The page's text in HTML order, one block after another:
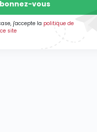
j'accepte la politique de
site